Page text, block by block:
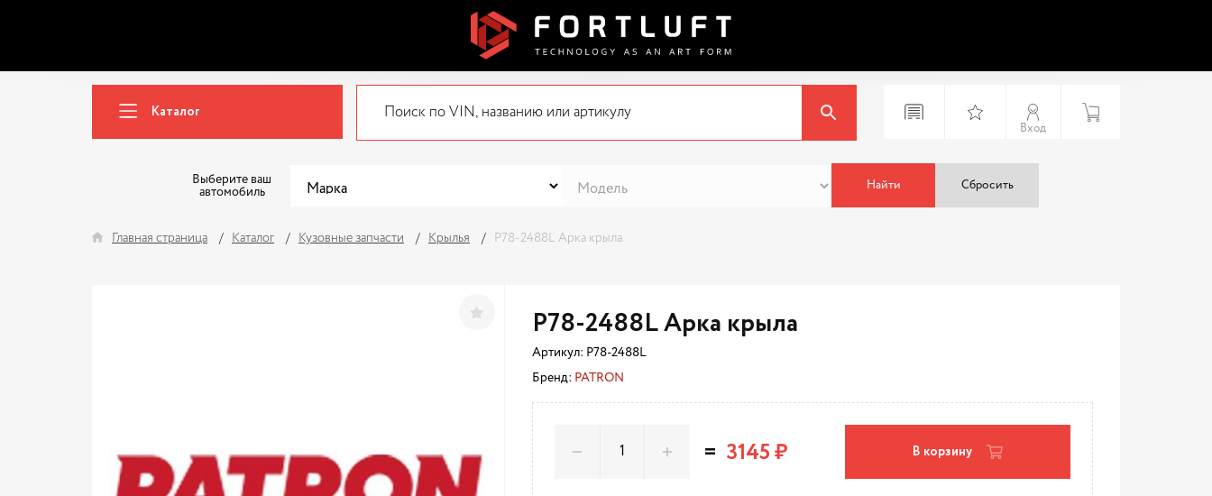
Каталог
Вход
Выберите ваш
автомобиль
Найти Сбросить
Главная страница Каталог Кузовные запчасти Крылья P78-2488L Арка крыла
P78-2488L Арка крыла
Артикул: P78-2488L
Бренд: PATRON
= 3145 ₽ В корзину